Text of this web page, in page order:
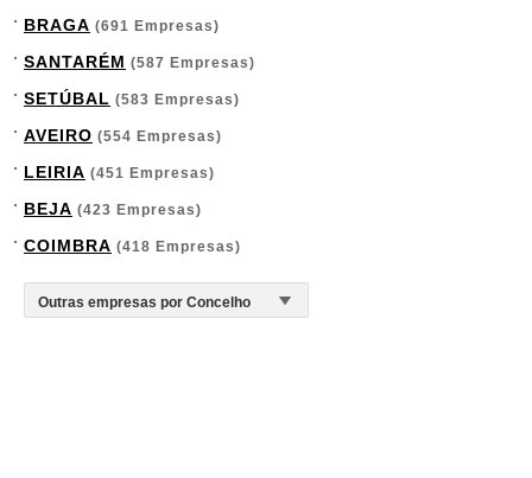
BRAGA (691 Empresas)
SANTARÉM (587 Empresas)
SETÚBAL (583 Empresas)
AVEIRO (554 Empresas)
LEIRIA (451 Empresas)
BEJA (423 Empresas)
COIMBRA (418 Empresas)